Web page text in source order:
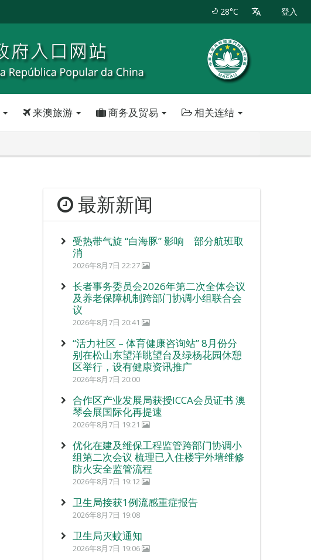
28°C 登入
来澳旅游 商务及贸易 相关连结
最新新闻
受热带气旋 “白海豚” 影响 部分航班取
消
2026年8月7日 22:27
长者事务委员会2026年第二次全体会议
及养老保障机制跨部门协调小组联合会
议
2026年8月7日 20:41
“活力社区 – 体育健康咨询站” 8月份分
别在松山东望洋眺望台及绿杨花园休憩
区举行，设有健康资讯推广
2026年8月7日 20:00
合作区产业发展局获授ICCA会员证书 澳
琴会展国际化再提速
2026年8月7日 19:21
优化在建及维保工程监管跨部门协调小
组第二次会议 梳理已入住楼宇外墙维修
防火安全监管流程
2026年8月7日 19:12
卫生局接获1例流感重症报告
2026年8月7日 19:08
卫生局灭蚊通知
2026年8月7日 19:06